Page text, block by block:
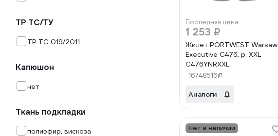
ТР ТС/ТУ
ТР ТС 019/2011
Капюшон
нет
Ткань подкладки
полиэфир, вискоза
Последняя цена
1 253 ₽
Жилет PORTWEST Warsaw
Executive C476, р. XXL
C476YNRXXL
16748516
Аналоги
Нет в наличии